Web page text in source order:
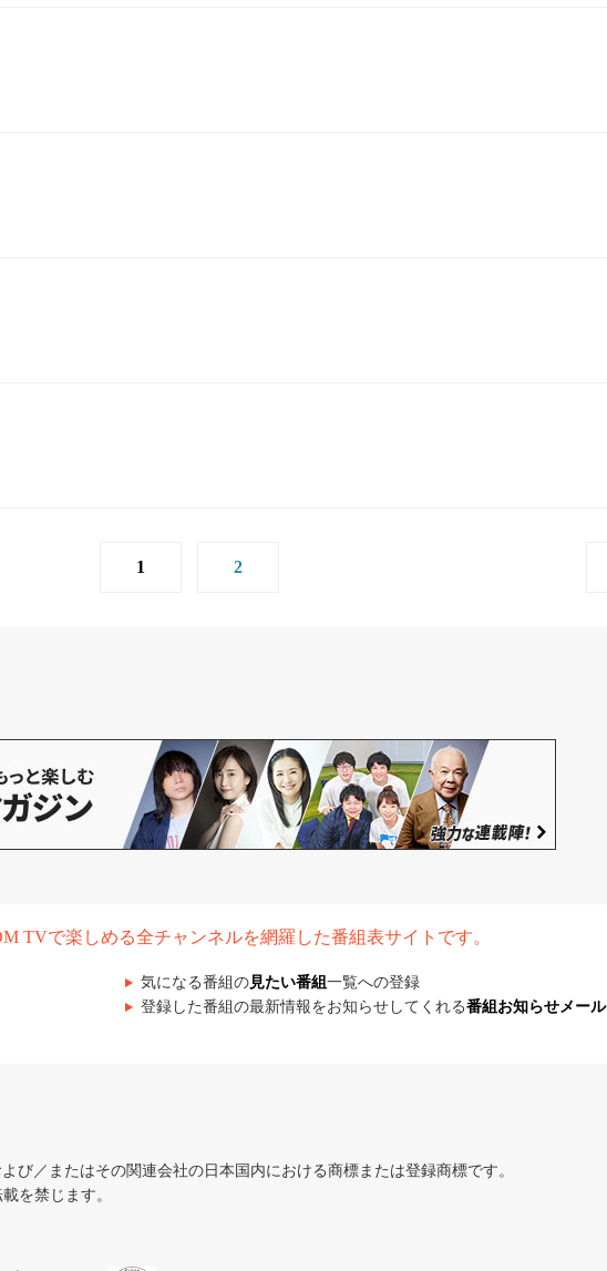
1 2
TVで楽しめる全チャンネルを網羅した番組表サイトです。
気になる番組の見たい番組 一覧への登録
登録した番組の最新情報をお知らせしてくれる番組お知らせメール
び／またはその関連会社の日本国内における商標または登録商標です。
を禁じます。